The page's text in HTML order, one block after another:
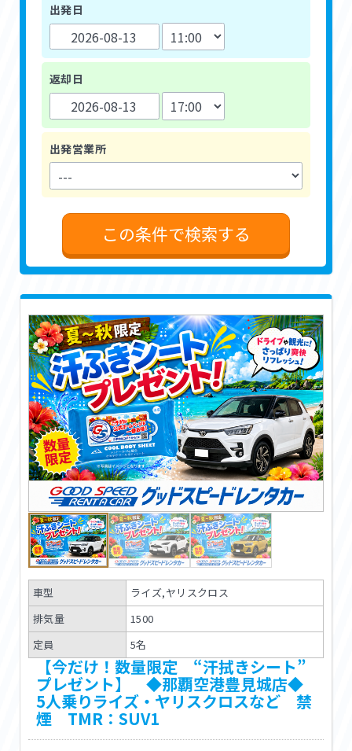
出発日
返却日
出発営業所
この条件で検索する
車型
ライズ,ヤリスクロス
排気量
1500
定員
5名
【今だけ！数量限定 “汗拭きシート”
プレゼント】 ◆那覇空港豊見城店◆
5人乗りライズ・ヤリスクロスなど 禁
煙 TMR：SUV1